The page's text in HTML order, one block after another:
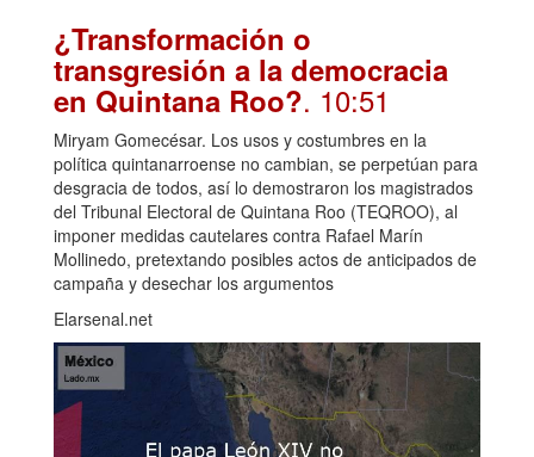
¿Transformación o
transgresión a la democracia
en Quintana Roo?. 10:51
Miryam Gomecésar. Los usos y costumbres en la
política quintanarroense no cambian, se perpetúan para
desgracia de todos, así lo demostraron los magistrados
del Tribunal Electoral de Quintana Roo (TEQROO), al
imponer medidas cautelares contra Rafael Marín
Mollinedo, pretextando posibles actos de anticipados de
campaña y desechar los argumentos
Elarsenal.net